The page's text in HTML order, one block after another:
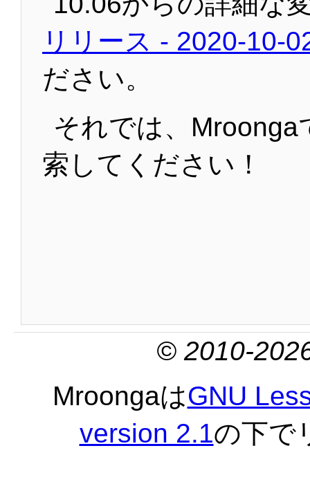
リリース - 2020-10-
ださい。
それでは、Mroonga
索してください！
© 2010-
MroongaはGNU
version 2.1の下で